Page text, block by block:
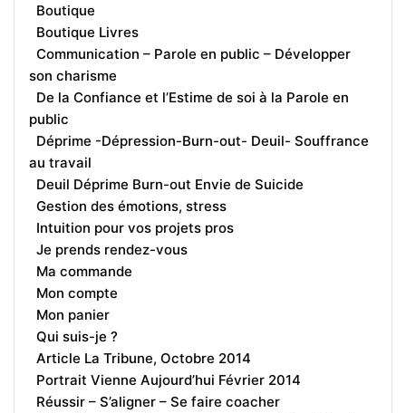
Boutique
Boutique Livres
Communication – Parole en public – Développer
son charisme
De la Confiance et l’Estime de soi à la Parole en
public
Déprime -Dépression-Burn-out- Deuil- Souffrance
au travail
Deuil Déprime Burn-out Envie de Suicide
Gestion des émotions, stress
Intuition pour vos projets pros
Je prends rendez-vous
Ma commande
Mon compte
Mon panier
Qui suis-je ?
Article La Tribune, Octobre 2014
Portrait Vienne Aujourd’hui Février 2014
Réussir – S’aligner – Se faire coacher